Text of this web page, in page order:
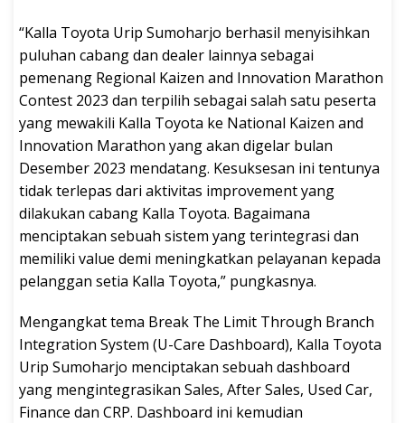
“Kalla Toyota Urip Sumoharjo berhasil menyisihkan
puluhan cabang dan dealer lainnya sebagai
pemenang Regional Kaizen and Innovation Marathon
Contest 2023 dan terpilih sebagai salah satu peserta
yang mewakili Kalla Toyota ke National Kaizen and
Innovation Marathon yang akan digelar bulan
Desember 2023 mendatang. Kesuksesan ini tentunya
tidak terlepas dari aktivitas improvement yang
dilakukan cabang Kalla Toyota. Bagaimana
menciptakan sebuah sistem yang terintegrasi dan
memiliki value demi meningkatkan pelayanan kepada
pelanggan setia Kalla Toyota,” pungkasnya.
Mengangkat tema Break The Limit Through Branch
Integration System (U-Care Dashboard), Kalla Toyota
Urip Sumoharjo menciptakan sebuah dashboard
yang mengintegrasikan Sales, After Sales, Used Car,
Finance dan CRP. Dashboard ini kemudian